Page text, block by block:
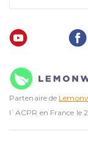
Partenaire de
l`ACPR en France le